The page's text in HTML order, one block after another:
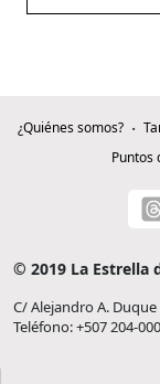
¿Quiénes somos?
Puntos
© 2019 La Estrella
C/ Alejandro A.
Teléfono: +507 204-